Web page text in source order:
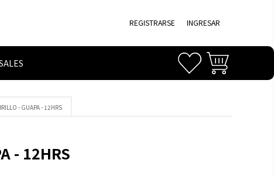
REGISTRARSE INGRESAR
- GUAPA - 12HRS
- 12HRS